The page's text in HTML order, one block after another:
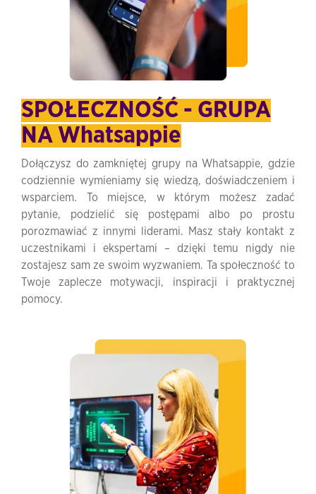
SPOŁECZNOŚĆ - GRUPA
NA Whatsappie
Dołączysz do zamkniętej grupy na Whatsappie, gdzie
codziennie wymieniamy się wiedzą, doświadczeniem i
wsparciem. To miejsce, w którym możesz zadać
pytanie, podzielić się postępami albo po prostu
porozmawiać z innymi liderami. Masz stały kontakt z
uczestnikami i ekspertami – dzięki temu nigdy nie
zostajesz sam ze swoim wyzwaniem. Ta społeczność to
Twoje zaplecze motywacji, inspiracji i praktycznej
pomocy.